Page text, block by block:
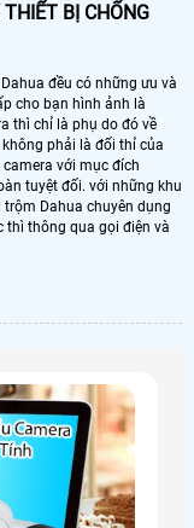
BỊ CHỐNG
đều có những ưu và
cho bạn hình ảnh là
thì chỉ là phụ do đó về
phải là đối thỉ của
với mục đích
tuyệt đối. với những khu
Dahua chuyên dụng
thì thông qua gọi điện và